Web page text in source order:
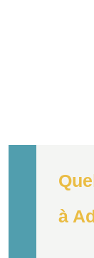
à